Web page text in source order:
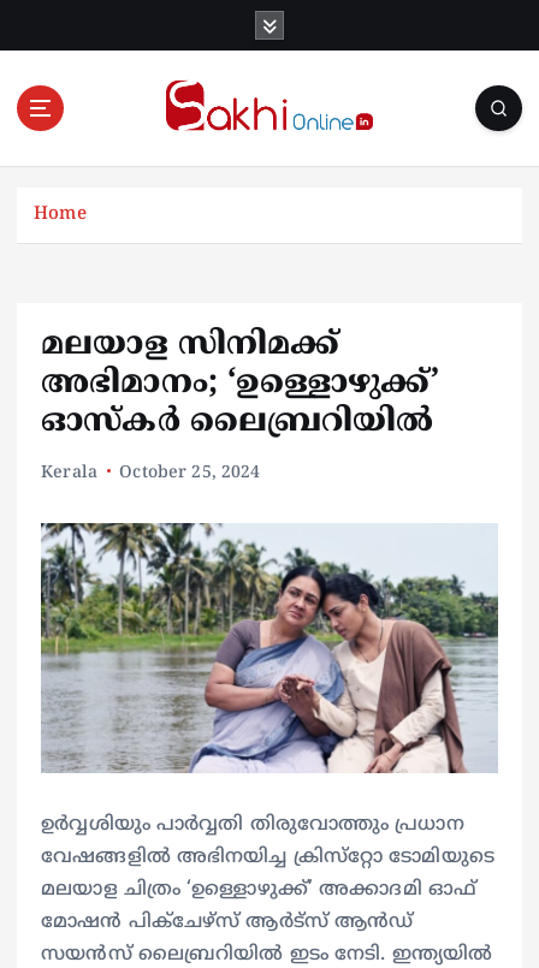
Online News Portal
Home
മലയാള സിനിമക്ക്
അഭിമാനം; ‘ഉള്ളൊഴുക്ക്’
ഓസ്‌കർ ലൈബ്രറിയിൽ
Kerala October 25, 2024
ഉർവ്വശിയും പാർവ്വതി തിരുവോത്തും പ്രധാന
വേഷങ്ങളിൽ അഭിനയിച്ച ക്രിസ്‌റ്റോ ടോമിയുടെ
മലയാള ചിത്രം ‘ഉള്ളൊഴുക്ക്’ അക്കാദമി ഓഫ്
മോഷൻ പിക്ചേഴ്‌സ് ആർട്‌സ് ആന്‍ഡ്‌
സയൻസ് ലൈബ്രറിയിൽ ഇടം നേടി. ഇന്ത്യയിൽ